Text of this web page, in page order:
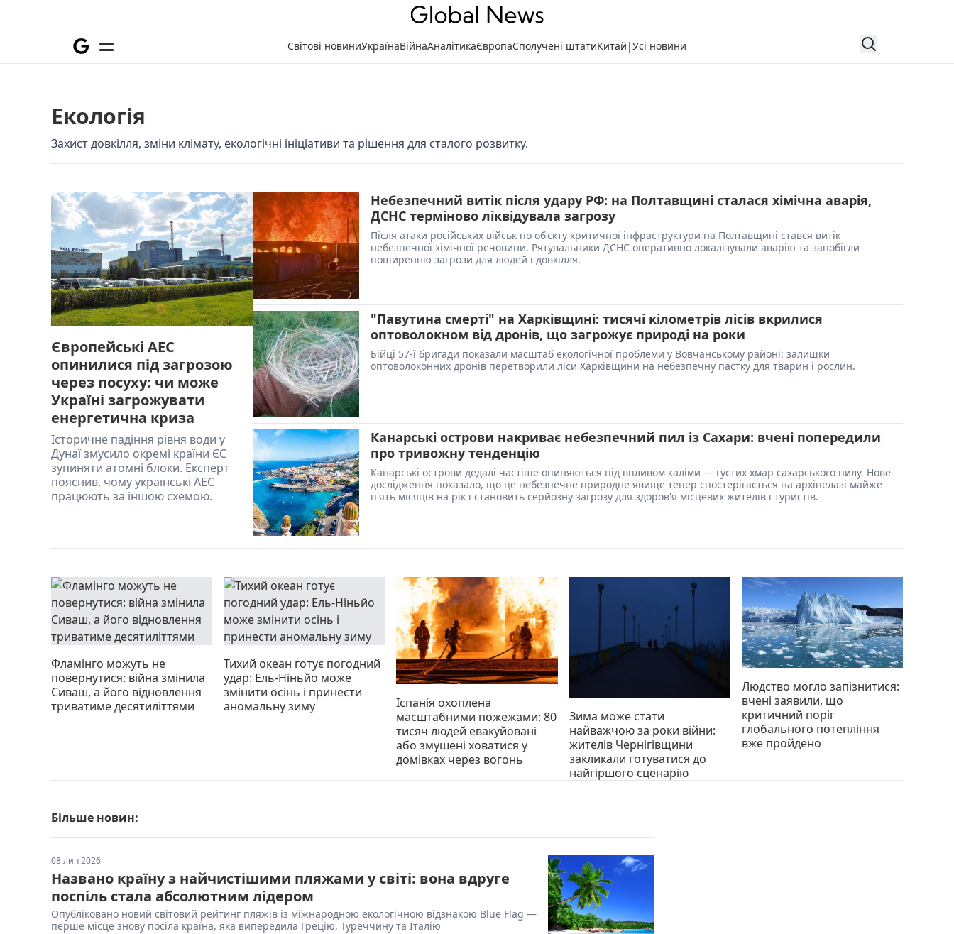
Світові новиниУкраїнаВійнаАналітикаЄвропаСполучені штатиКитай |Усі новини
Екологія
Захист довкілля, зміни клімату, екологічні ініціативи та рішення для сталого розвитку.
Європейські АЕС
опинилися під загрозою
через посуху: чи може
Україні загрожувати
енергетична криза
Історичне падіння рівня води у
Дунаї змусило окремі країни ЄС
зупиняти атомні блоки. Експерт
пояснив, чому українські АЕС
працюють за іншою схемою.
Небезпечний витік після удару РФ: на Полтавщині сталася хімічна аварія,
ДСНС терміново ліквідувала загрозу
Після атаки російських військ по об'єкту критичної інфраструктури на Полтавщині стався витік
небезпечної хімічної речовини. Рятувальники ДСНС оперативно локалізували аварію та запобігли
поширенню загрози для людей і довкілля.
"Павутина смерті" на Харківщині: тисячі кілометрів лісів вкрилися
оптоволокном від дронів, що загрожує природі на роки
Бійці 57-ї бригади показали масштаб екологічної проблеми у Вовчанському районі: залишки
оптоволоконних дронів перетворили ліси Харківщини на небезпечну пастку для тварин і рослин.
Канарські острови накриває небезпечний пил із Сахари: вчені попередили
про тривожну тенденцію
Канарські острови дедалі частіше опиняються під впливом каліми — густих хмар сахарського пилу. Нове
дослідження показало, що це небезпечне природне явище тепер спостерігається на архіпелазі майже
п'ять місяців на рік і становить серйозну загрозу для здоров'я місцевих жителів і туристів.
Фламінго можуть не
повернутися: війна змінила
Сиваш, а його відновлення
триватиме десятиліттями
Тихий океан готує погодний
удар: Ель-Ніньйо може
змінити осінь і принести
аномальну зиму
Іспанія охоплена
масштабними пожежами: 80
тисяч людей евакуйовані
або змушені ховатися у
домівках через вогонь
Зима може стати
найважчою за роки війни:
жителів Чернігівщини
закликали готуватися до
найгіршого сценарію
Людство могло запізнитися:
вчені заявили, що
критичний поріг
глобального потепління
вже пройдено
Більше новин:
08 лип 2026
Названо країну з найчистішими пляжами у світі: вона вдруге
поспіль стала абсолютним лідером
Опубліковано новий світовий рейтинг пляжів із міжнародною екологічною відзнакою Blue Flag —
перше місце знову посіла країна, яка випередила Грецію, Туреччину та Італію